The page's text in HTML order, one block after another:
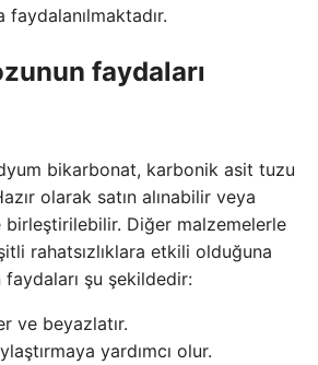
faydalanılmaktadır.
faydaları
bikarbonat, karbonik asit tuzu
olarak satın alınabilir veya
birleştirilebilir. Diğer malzemelerle
rahatsızlıklara etkili olduğuna
faydaları şu şekildedir:
ve beyazlatır.
yardımcı olur.